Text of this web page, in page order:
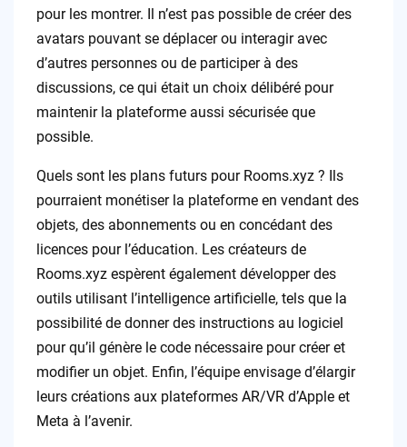
pour les montrer. Il n’est pas possible de créer des
avatars pouvant se déplacer ou interagir avec
d’autres personnes ou de participer à des
discussions, ce qui était un choix délibéré pour
maintenir la plateforme aussi sécurisée que
possible.
Quels sont les plans futurs pour Rooms.xyz ? Ils
pourraient monétiser la plateforme en vendant des
objets, des abonnements ou en concédant des
licences pour l’éducation. Les créateurs de
Rooms.xyz espèrent également développer des
outils utilisant l’intelligence artificielle, tels que la
possibilité de donner des instructions au logiciel
pour qu’il génère le code nécessaire pour créer et
modifier un objet. Enfin, l’équipe envisage d’élargir
leurs créations aux plateformes AR/VR d’Apple et
Meta à l’avenir.